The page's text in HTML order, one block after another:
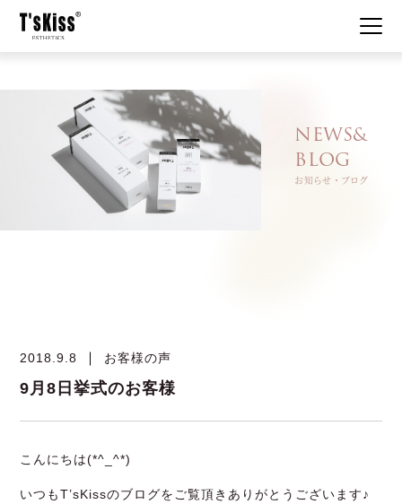
私たちについて
はじめての方へ
メニュー・システム
コスメ使用例
NEWS&
BLOG
お知らせ・ブログ
2018.9.8 お客様の声
9月8日挙式のお客様
こんにちは(*^_^*)
いつもT’sKissのブログをご覧頂きありがとうございます♪